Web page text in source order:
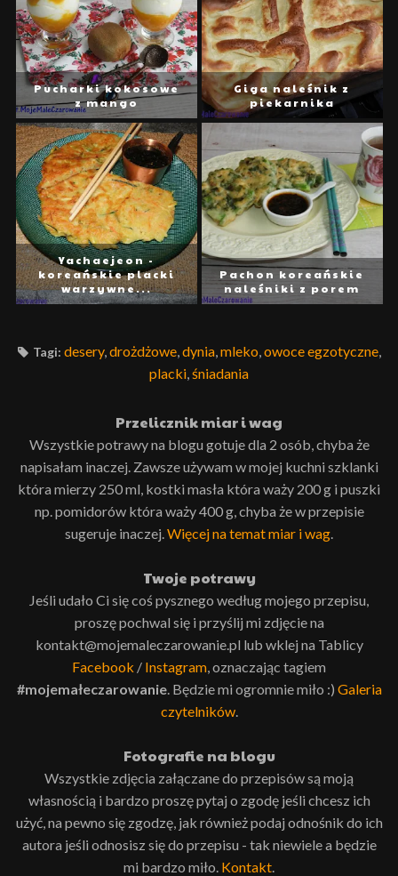
Pucharki kokosowe
z mango
Giga naleśnik z
piekarnika
Yachaejeon -
koreańskie placki
warzywne...
Pachon koreańskie
naleśniki z porem
Tagi: desery,drożdżowe,dynia,mleko,owoce egzotyczne,
placki,śniadania
Przelicznik miar i wag
Wszystkie potrawy na blogu gotuje dla 2 osób, chyba że
napisałam inaczej. Zawsze używam w mojej kuchni szklanki
która mierzy 250 ml, kostki masła która waży 200 g i puszki
np. pomidorów która waży 400 g, chyba że w przepisie
sugeruje inaczej.Więcej na temat miar i wag.
Twoje potrawy
Jeśli udało Ci się coś pysznego według mojego przepisu,
proszę pochwal się i przyślij mi zdjęcie na
kontakt@mojemaleczarowanie.pl lub wklej na Tablicy
Facebook / Instagram, oznaczając tagiem
#mojemałeczarowanie. Będzie mi ogromnie miło :) Galeria
czytelników.
Fotografie na blogu
Wszystkie zdjęcia załączane do przepisów są moją
własnością i bardzo proszę pytaj o zgodę jeśli chcesz ich
użyć, na pewno się zgodzę, jak również podaj odnośnik do ich
autora jeśli odnosisz się do przepisu - tak niewiele a będzie
mi bardzo miło. Kontakt.